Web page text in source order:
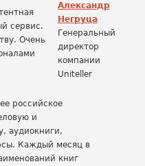
сервис.
Очень
Александр
Негруца
Генеральный
директор
компании
Uniteller
российское
и
аудиокниги,
Каждый месяц в
книг